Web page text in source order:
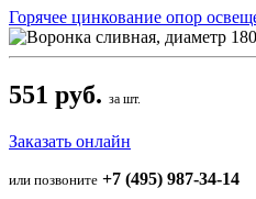
Горячее цинкование опор
551 руб. за шт.
Заказать онлайн
или позвоните +7 (495) 987-34-14